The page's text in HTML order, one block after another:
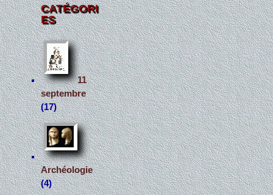
CATÉGORI
ES
11
septembre
(17)
Archéologie
(4)